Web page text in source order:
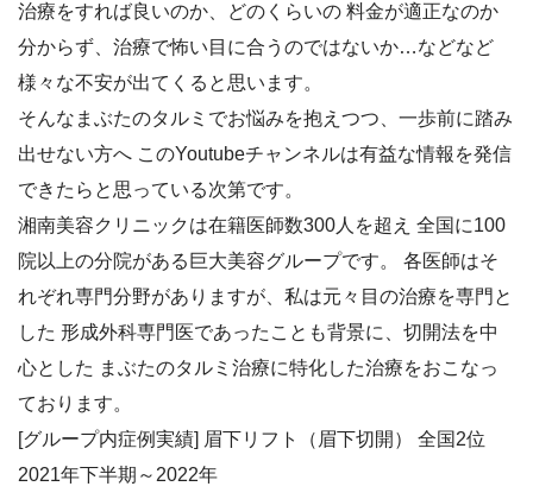
治療をすれば良いのか、どのくらいの 料金が適正なのか
分からず、治療で怖い目に合うのではないか…などなど
様々な不安が出てくると思います。
そんなまぶたのタルミでお悩みを抱えつつ、一歩前に踏み
出せない方へ このYoutubeチャンネルは有益な情報を発信
できたらと思っている次第です。
湘南美容クリニックは在籍医師数300人を超え 全国に100
院以上の分院がある巨大美容グループです。 各医師はそ
れぞれ専門分野がありますが、私は元々目の治療を専門と
した 形成外科専門医であったことも背景に、切開法を中
心とした まぶたのタルミ治療に特化した治療をおこなっ
ております。
[グループ内症例実績] 眉下リフト（眉下切開） 全国2位
2021年下半期～2022年